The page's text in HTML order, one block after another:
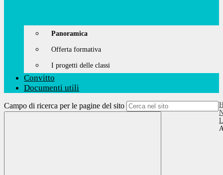
Panoramica
Offerta formativa
I progetti delle classi
Convitto
Documenti utili
Campo di ricerca per le pagine del sito